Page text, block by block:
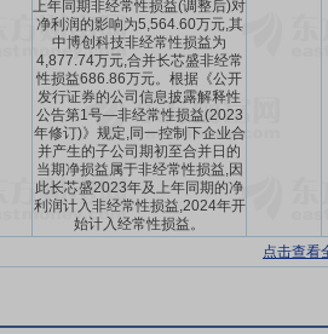
上年同期非经常性损益(调整后)对
净利润的影响为5,564.60万元,其
中博创科技非经常性损益为
4,877.74万元,合并长芯盛非经常
性损益686.86万元。根据《公开
发行证券的公司信息披露解释性
公告第1号—非经常性损益(2023
年修订)》规定,同一控制下企业合
并产生的子公司期初至合并日的
当期净损益属于非经常性损益,因
此长芯盛2023年及上年同期的净
利润计入非经常性损益,2024年开
始计入经常性损益。
点击查看